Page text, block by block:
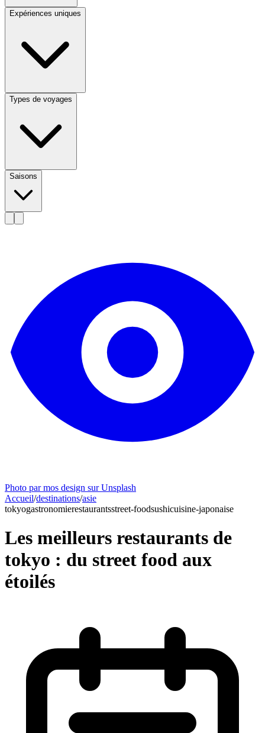
Expériences uniques
Types de voyages
Saisons
Photo par mos design sur Unsplash
Accueil/destinations/asie
tokyogastronomierestaurantsstreet-foodsushicuisine-japonaise
Les meilleurs restaurants de
tokyo : du street food aux
étoilés